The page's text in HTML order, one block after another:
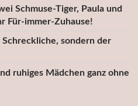
Schmuse-Tiger, Paula und
Für-immer-Zuhause!
Schreckliche, sondern der
ruhiges Mädchen ganz ohne